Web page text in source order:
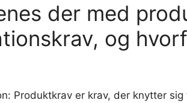
der med
og
Produktkrav er krav, der knytter